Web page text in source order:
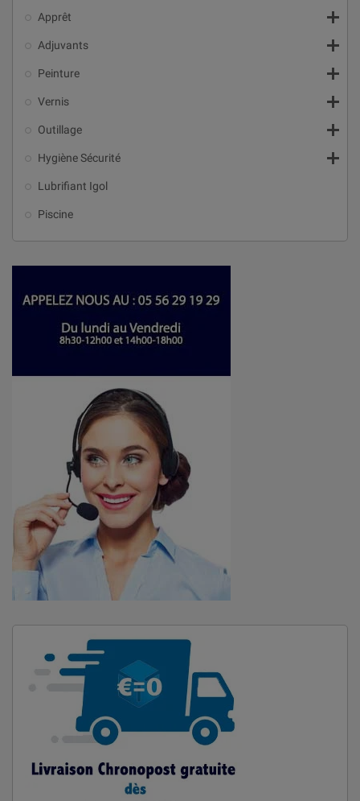
Apprêt 
Adjuvants 
Peinture 
Vernis 
Outillage 
Hygiène Sécurité 
Lubrifiant Igol
Piscine